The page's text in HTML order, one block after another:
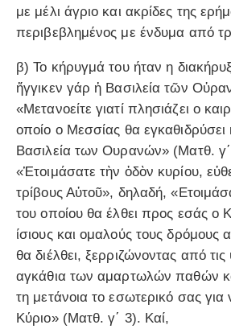
με μέλι άγριο και ακρίδες της
περιβεβλημένος με ένδυμα από
β) Το κήρυγμά του ήταν η
ἤγγικεν γάρ ἡ Βασιλεία τῶν
«Μετανοείτε γιατί πλησιάζει ο
οποίο ο Μεσσίας θα εγκαθιδρύσει
Βασιλεία των Ουρανών» (Ματθ.
«Ἑτοιμάσατε τὴν ὁδὸν κυρίου,
τρίβους Αὐτοῦ», δηλαδή,
του οποίου θα έλθει προς εσάς ο
ίσιους και ομαλούς τους δρόμους
θα διέλθει, ξερριζώνοντας από
αγκάθια των αμαρτωλών παθών
τη μετάνοια το εσωτερικό σας για
Κύριο» (Ματθ. γ΄ 3). Καί,